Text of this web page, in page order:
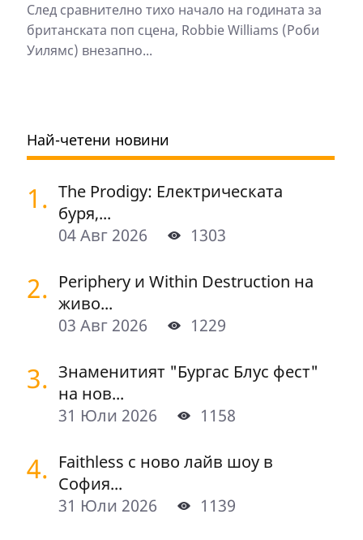
След сравнително тихо начало на годината за
британската поп сцена, Robbie Williams (Роби
Уилямс) внезапно...
Най-четени новини
1. The Prodigy: Електрическата
буря,...
04 Авг 2026
1303
2. Periphery и Within Destruction на
живо...
03 Авг 2026
1229
3. Знаменитият "Бургас Блус фест"
на нов...
31 Юли 2026
1158
4. Faithless с ново лайв шоу в
София...
31 Юли 2026
1139